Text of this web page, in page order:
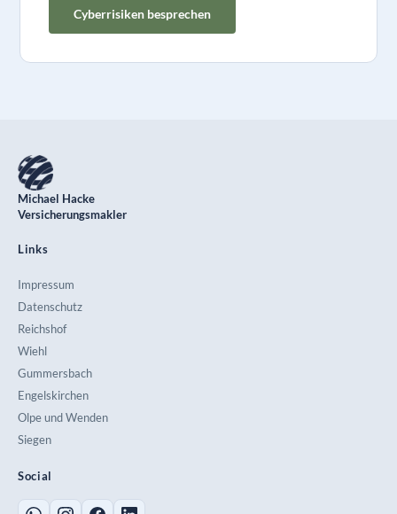
Cyberrisiken besprechen
Michael Hacke
Versicherungsmakler
Links
Impressum
Datenschutz
Reichshof
Wiehl
Gummersbach
Engelskirchen
Olpe und Wenden
Siegen
Social